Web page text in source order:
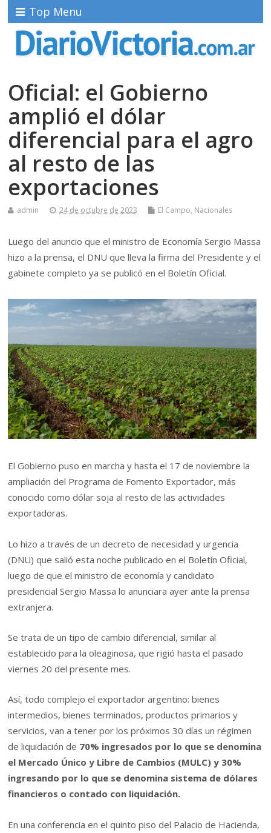
Top Menu
Oficial: el Gobierno
amplió el dólar
diferencial para el agro
al resto de las
exportaciones
admin 24 de octubre de 2023 El Campo, Nacionales
Luego del anuncio que el ministro de Economía Sergio Massa
hizo a la prensa, el DNU que lleva la firma del Presidente y el
gabinete completo ya se publicó en el Boletín Oficial.
El Gobierno puso en marcha y hasta el 17 de noviembre la
ampliación del Programa de Fomento Exportador, más
conocido como dólar soja al resto de las actividades
exportadoras.
Lo hizo a través de un decreto de necesidad y urgencia
(DNU) que salió esta noche publicado en el Boletín Oficial,
luego de que el ministro de economía y candidato
presidencial Sergio Massa lo anunciara ayer ante la prensa
extranjera.
Se trata de un tipo de cambio diferencial, similar al
establecido para la oleaginosa, que rigió hasta el pasado
viernes 20 del presente mes.
Así, todo complejo el exportador argentino: bienes
intermedios, bienes terminados, productos primarios y
servicios, van a tener por los próximos 30 días un régimen
de liquidación de 70% ingresados por lo que se denomina
el Mercado Único y Libre de Cambios (MULC) y 30%
ingresando por lo que se denomina sistema de dólares
financieros o contado con liquidación.
En una conferencia en el quinto piso del Palacio de Hacienda,